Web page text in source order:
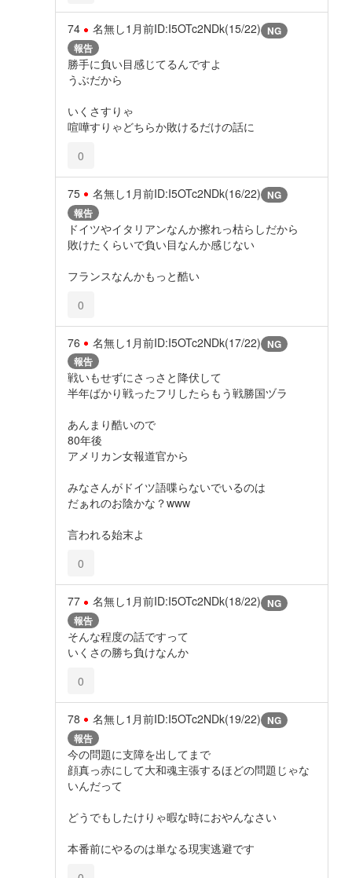
74 名無し1月前ID:I5OTc2NDk(15/22) NG
報告
勝手に負い目感じてるんですよ
うぶだから
いくさすりゃ
喧嘩すりゃどちらか敗けるだけの話に
0
75 名無し1月前ID:I5OTc2NDk(16/22) NG
報告
ドイツやイタリアンなんか擦れっ枯らしだから
敗けたくらいで負い目なんか感じない
フランスなんかもっと酷い
0
76 名無し1月前ID:I5OTc2NDk(17/22) NG
報告
戦いもせずにさっさと降伏して
半年ばかり戦ったフリしたらもう戦勝国ヅラ
あんまり酷いので
80年後
アメリカン女報道官から
みなさんがドイツ語喋らないでいるのは
だぁれのお陰かな？www
言われる始末よ
0
77 名無し1月前ID:I5OTc2NDk(18/22) NG
報告
そんな程度の話ですって
いくさの勝ち負けなんか
0
78 名無し1月前ID:I5OTc2NDk(19/22) NG
報告
今の問題に支障を出してまで
顔真っ赤にして大和魂主張するほどの問題じゃな
いんだって
どうでもしたけりゃ暇な時におやんなさい
本番前にやるのは単なる現実逃避です